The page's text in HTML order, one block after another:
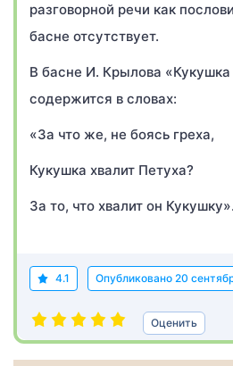
разговорной речи как
басне отсутствует.
В басне И. Крылова
содержится в словах:
«За что же, не боясь греха,
Кукушка хвалит Петуха?
За то, что хвалит он Кукушку».
4.1 Опубликовано 20
Оценить